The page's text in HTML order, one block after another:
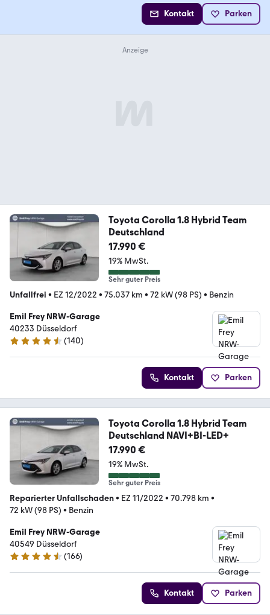
Kontakt Parken
Toyota Corolla 1.8 Hybrid Team
Deutschland
17.990 €
19% MwSt.
Sehr guter Preis
Unfallfrei • EZ 12/2022 • 75.037 km • 72 kW (98 PS) • Benzin
Emil Frey NRW-Garage
40233 Düsseldorf
4.5 Sterne
(140)
Kontakt Parken
Toyota Corolla 1.8 Hybrid Team
Deutschland NAVI+BI-LED+
17.990 €
19% MwSt.
Sehr guter Preis
Reparierter Unfallschaden• EZ 11/2022 • 70.798 km •
72 kW (98 PS) • Benzin
Emil Frey NRW-Garage
40549 Düsseldorf
4.7 Sterne
(166)
Kontakt Parken